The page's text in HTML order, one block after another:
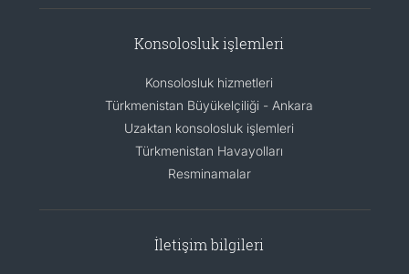
Konsolosluk işlemleri
Konsolosluk hizmetleri
Türkmenistan Büyükelçiliği - Ankara
Uzaktan konsolosluk işlemleri
Türkmenistan Havayolları
Resminamalar
İletişim bilgileri